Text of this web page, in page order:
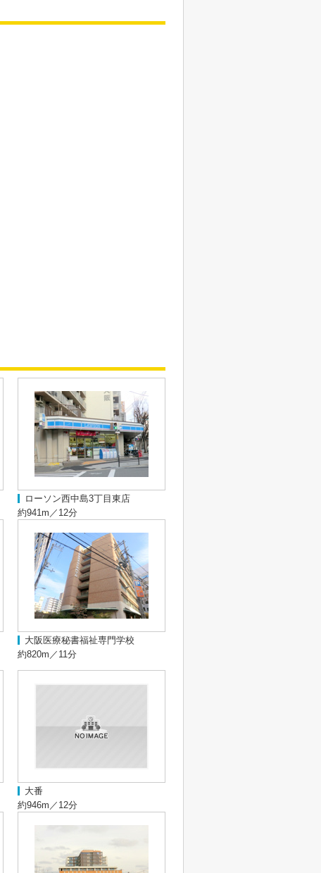
ローソン西中島3丁目東店
約941m／12分
大阪医療秘書福祉専門学校
約820m／11分
大番
約946m／12分